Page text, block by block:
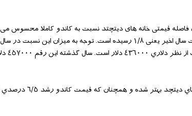
قیمتی خانه های دیتچتد نسبت به کاندو کاملا محسوس
با وجود عدم تغيير در تعداد